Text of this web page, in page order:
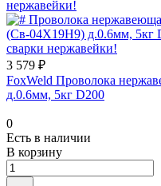
3 579 ₽
FoxWeld Проволока
д.0.6мм, 5кг D200
0
Есть в наличии
В корзину